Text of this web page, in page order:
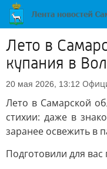
Лето в
купания в
20 мая 2026, 13:12
Лето в Самарской
стихии: даже в
заранее освежить в
Подготовили для